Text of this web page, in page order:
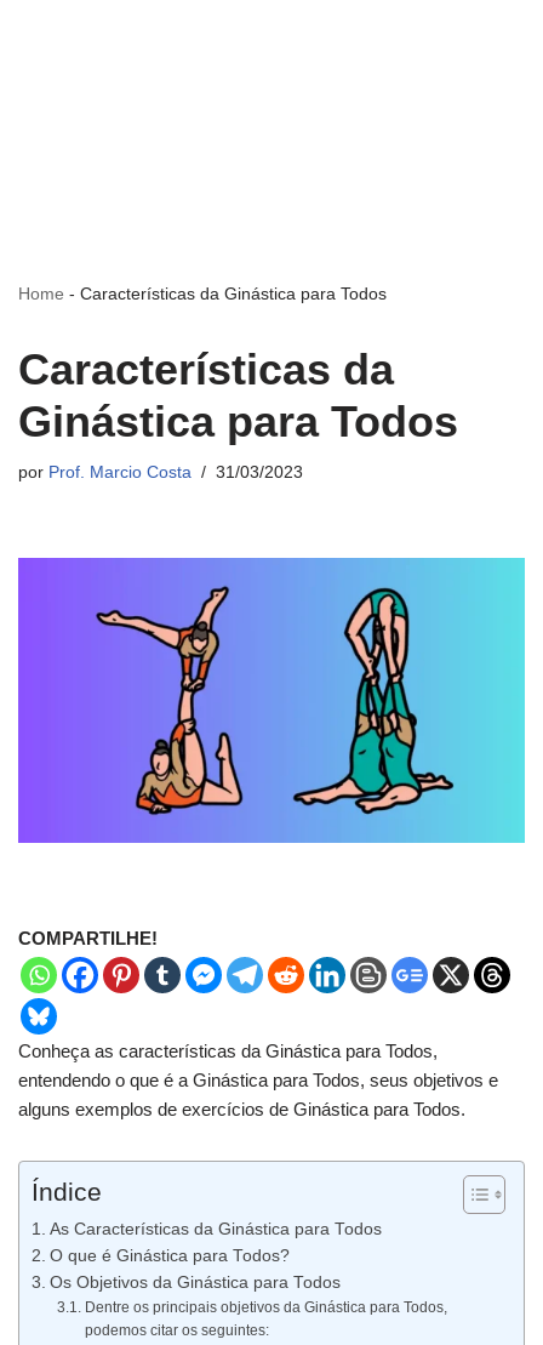
Home - Características da Ginástica para Todos
Características da
Ginástica para Todos
por Prof. Marcio Costa 31/03/2023
COMPARTILHE!
Conheça as características da Ginástica para Todos,
entendendo o que é a Ginástica para Todos, seus objetivos e
alguns exemplos de exercícios de Ginástica para Todos.
Índice
As Características da Ginástica para Todos
O que é Ginástica para Todos?
Os Objetivos da Ginástica para Todos
Dentre os principais objetivos da Ginástica para Todos,
podemos citar os seguintes: